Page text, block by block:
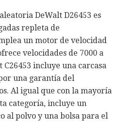
DeWalt D26453 es
repleta de
un motor de velocidad
velocidades de 7000 a
C26453 incluye una carcasa
una garantía del
Al igual que con la mayoría
categoría, incluye un
polvo y una bolsa para el